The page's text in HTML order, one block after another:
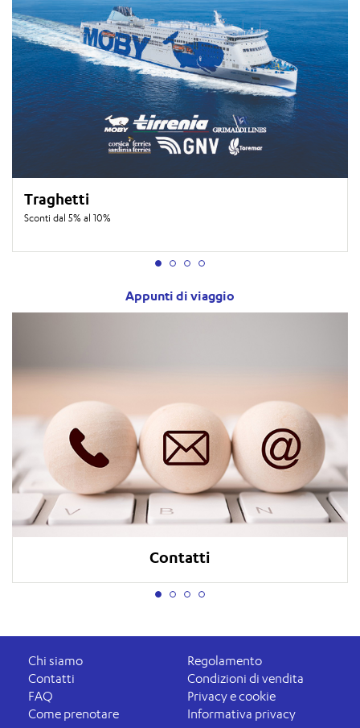
Traghetti
Sconti dal 5% al 10%
Appunti di viaggio
Contatti
Chi siamo
Contatti
FAQ
Come prenotare
Regolamento
Condizioni di vendita
Privacy e cookie
Informativa privacy